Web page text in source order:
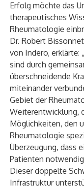
Erfolg möchte das
therapeutisches
Rheumatologie
Dr. Robert
von Indero, erklärte:
sind durch
überschneidende
miteinander
Gebiet der
Weiterentwicklung,
Möglichkeiten, den
Rheumatologie
Überzeugung, dass
Patienten
Dieser doppelte
Infrastruktur